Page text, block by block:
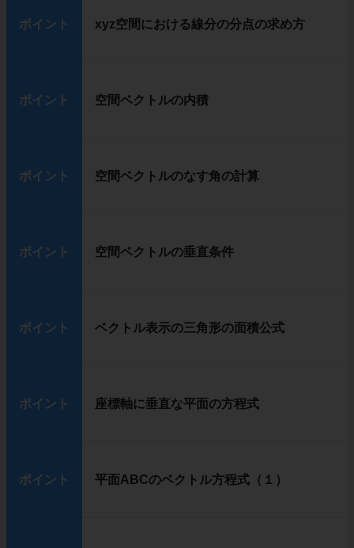
ポイント xyz空間における線分の分点の求め方
ポイント 空間ベクトルの内積
ポイント 空間ベクトルのなす角の計算
ポイント 空間ベクトルの垂直条件
ポイント ベクトル表示の三角形の面積公式
ポイント 座標軸に垂直な平面の方程式
ポイント 平面ABCのベクトル方程式（１）